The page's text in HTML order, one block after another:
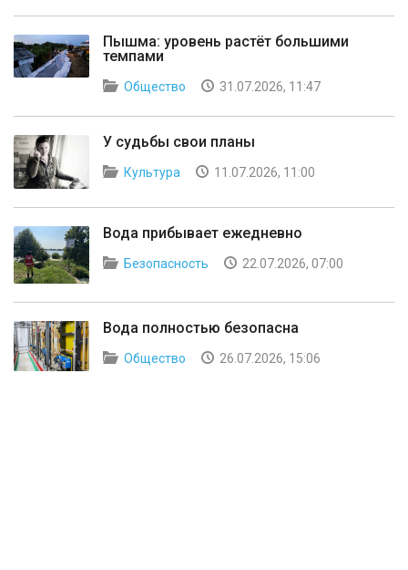
Пышма: уровень растёт большими
темпами
Общество 31.07.2026, 11:47
У судьбы свои планы
Культура 11.07.2026, 11:00
Вода прибывает ежедневно
Безопасность 22.07.2026, 07:00
Вода полностью безопасна
Общество 26.07.2026, 15:06